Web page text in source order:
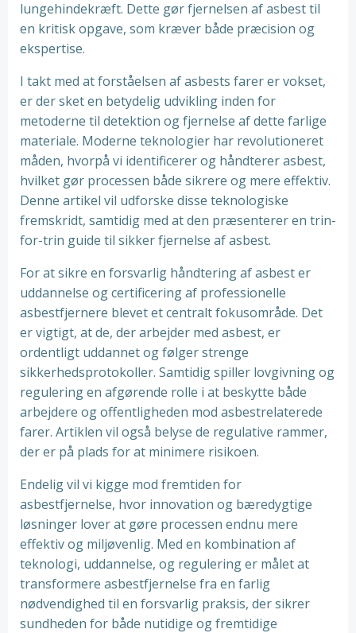
lungehindekræft. Dette gør fjernelsen af asbest til
en kritisk opgave, som kræver både præcision og
ekspertise.
I takt med at forståelsen af asbests farer er vokset,
er der sket en betydelig udvikling inden for
metoderne til detektion og fjernelse af dette farlige
materiale. Moderne teknologier har revolutioneret
måden, hvorpå vi identificerer og håndterer asbest,
hvilket gør processen både sikrere og mere effektiv.
Denne artikel vil udforske disse teknologiske
fremskridt, samtidig med at den præsenterer en trin-
for-trin guide til sikker fjernelse af asbest.
For at sikre en forsvarlig håndtering af asbest er
uddannelse og certificering af professionelle
asbestfjernere blevet et centralt fokusområde. Det
er vigtigt, at de, der arbejder med asbest, er
ordentligt uddannet og følger strenge
sikkerhedsprotokoller. Samtidig spiller lovgivning og
regulering en afgørende rolle i at beskytte både
arbejdere og offentligheden mod asbestrelaterede
farer. Artiklen vil også belyse de regulative rammer,
der er på plads for at minimere risikoen.
Endelig vil vi kigge mod fremtiden for
asbestfjernelse, hvor innovation og bæredygtige
løsninger lover at gøre processen endnu mere
effektiv og miljøvenlig. Med en kombination af
teknologi, uddannelse, og regulering er målet at
transformere asbestfjernelse fra en farlig
nødvendighed til en forsvarlig praksis, der sikrer
sundheden for både nutidige og fremtidige